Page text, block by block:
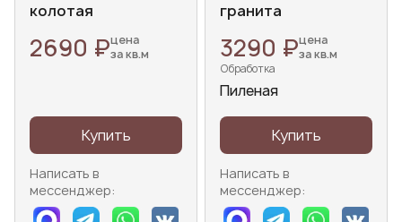
колотая
2690 ₽цена
за кв.м
Купить
Написать в
мессенджер:
гранита
3290 ₽цена
за кв.м
Обработка
Пиленая
Купить
Написать в
мессенджер: